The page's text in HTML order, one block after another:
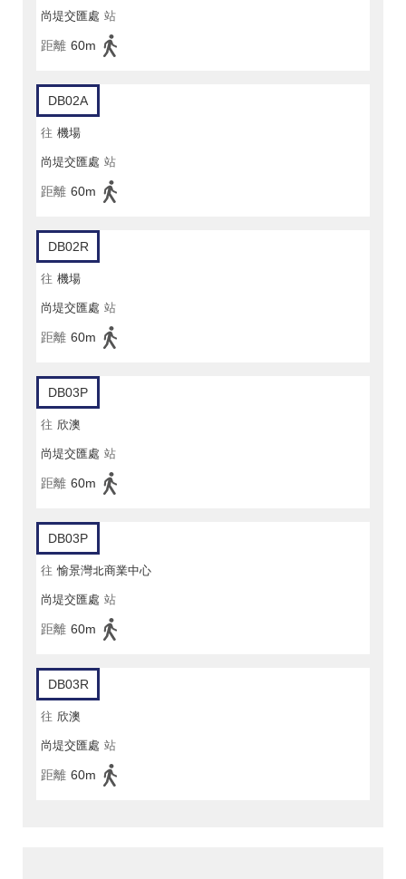
尚堤交匯處 站
距離 60m
DB02A
往 機場
尚堤交匯處 站
距離 60m
DB02R
往 機場
尚堤交匯處 站
距離 60m
DB03P
往 欣澳
尚堤交匯處 站
距離 60m
DB03P
往 愉景灣北商業中心
尚堤交匯處 站
距離 60m
DB03R
往 欣澳
尚堤交匯處 站
距離 60m